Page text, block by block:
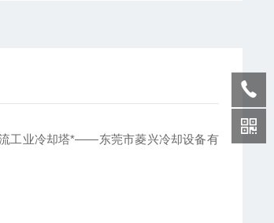
工业冷却塔*——东莞市菱兴冷却设备有